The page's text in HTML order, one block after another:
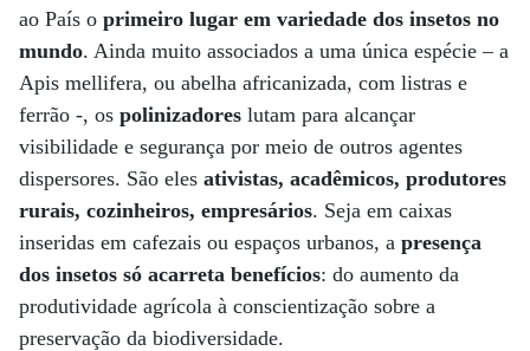
ao País o primeiro lugar em variedade dos insetos no
mundo. Ainda muito associados a uma única espécie – a
Apis mellifera, ou abelha africanizada, com listras e
ferrão -, os polinizadores lutam para alcançar
visibilidade e segurança por meio de outros agentes
dispersores. São eles ativistas, acadêmicos, produtores
rurais, cozinheiros, empresários. Seja em caixas
inseridas em cafezais ou espaços urbanos, a presença
dos insetos só acarreta benefícios: do aumento da
produtividade agrícola à conscientização sobre a
preservação da biodiversidade.